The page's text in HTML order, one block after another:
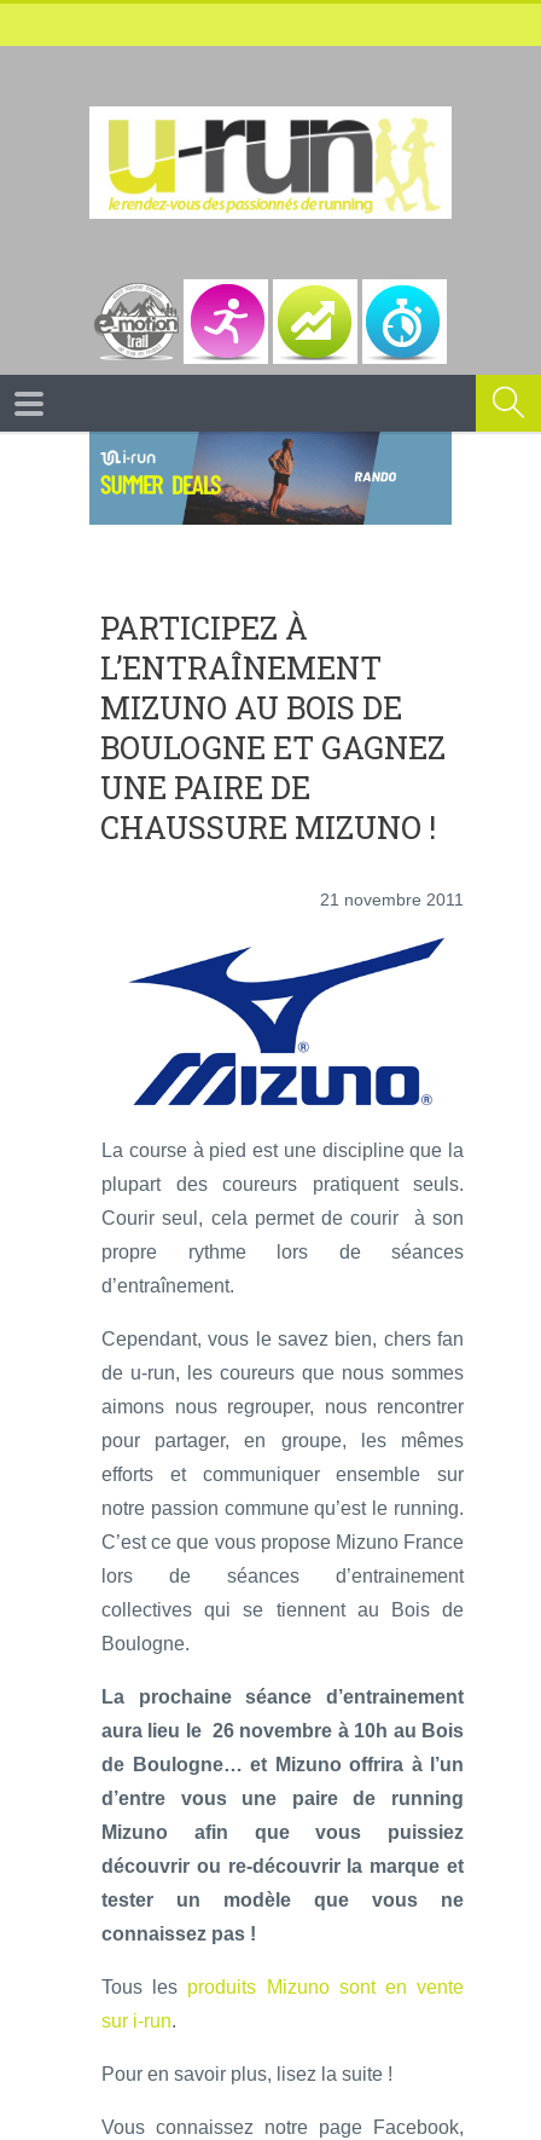
PARTICIPEZ À
L’ENTRAÎNEMENT
MIZUNO AU BOIS DE
BOULOGNE ET GAGNEZ
UNE PAIRE DE
CHAUSSURE MIZUNO !
21 novembre 2011
La course à pied est une discipline que la
plupart des coureurs pratiquent seuls.
Courir seul, cela permet de courir à son
propre rythme lors de séances
d’entraînement.
Cependant, vous le savez bien, chers fan
de u-run, les coureurs que nous sommes
aimons nous regrouper, nous rencontrer
pour partager, en groupe, les mêmes
efforts et communiquer ensemble sur
notre passion commune qu’est le running.
C’est ce que vous propose Mizuno France
lors de séances d’entrainement
collectives qui se tiennent au Bois de
Boulogne.
La prochaine séance d’entrainement
aura lieu le 26 novembre à 10h au Bois
de Boulogne… et Mizuno offrira à l’un
d’entre vous une paire de running
Mizuno afin que vous puissiez
découvrir ou re-découvrir la marque et
tester un modèle que vous ne
connaissez pas !
Tous les produits Mizuno sont en vente
sur i-run.
Pour en savoir plus, lisez la suite !
Vous connaissez notre page Facebook,